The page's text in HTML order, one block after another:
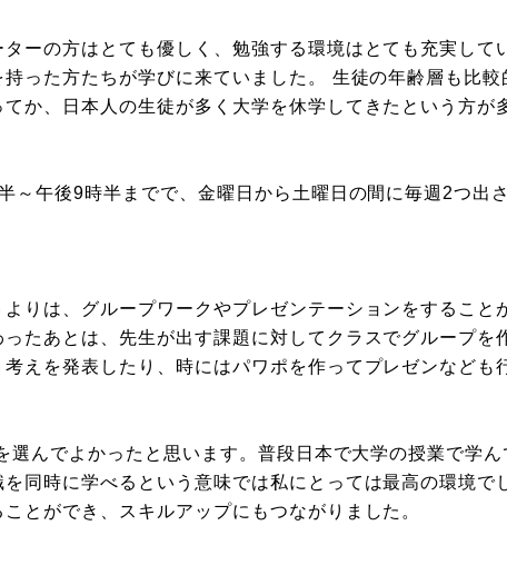
ーの方はとても優しく、勉強する環境はとても充実して
った方たちが学びに来ていました。 生徒の年齢層も比
か、日本人の生徒が多く大学を休学してきたという方が
～午後9時半までで、金曜日から土曜日の間に毎週2つ出
りは、グループワークやプレゼンテーションをするこ
たあとは、先生が出す課題に対してクラスでグループを
えを発表したり、時にはパワポを作ってプレゼンなども
んでよかったと思います。普段日本で大学の授業で学
同時に学べるという意味では私にとっては最高の環境で
とができ、スキルアップにもつながりました。